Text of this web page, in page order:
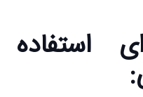
استفاده